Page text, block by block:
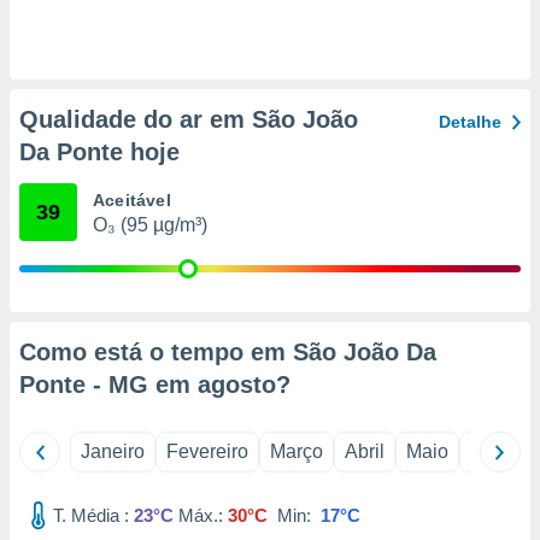
qualquer
em “
de
ou aceder
num
para
Qualidade do ar em São João
Da Ponte hoje
Detalhe
39 Aceitável
O₃ (95 µg/m³)
Como está o tempo em São João Da
Ponte - MG em agosto?
Janeiro Fevereiro Março Abril Maio Junho
T. Média : 23°C Máx.: 30°C Min: 17°C